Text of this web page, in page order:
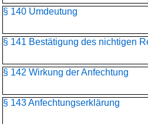
§ 140 Umdeutung
§ 141 Bestätigung des nichtigen
§ 142 Wirkung der Anfechtung
§ 143 Anfechtungserklärung